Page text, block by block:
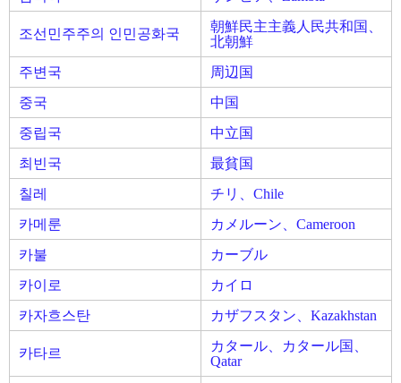
조선민주주의 인민공화국
朝鮮民主主義人民共和国、
北朝鮮
주변국
周辺国
중국
中国
중립국
中立国
최빈국
最貧国
칠레
チリ、Chile
카메룬
カメルーン、Cameroon
카불
カーブル
카이로
カイロ
카자흐스탄
カザフスタン、Kazakhstan
카타르
カタール、カタール国、
Qatar